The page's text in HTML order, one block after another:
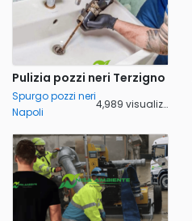
Pulizia pozzi neri Terzigno
Spurgo pozzi neri
Napoli
4,989 visualizzazioni